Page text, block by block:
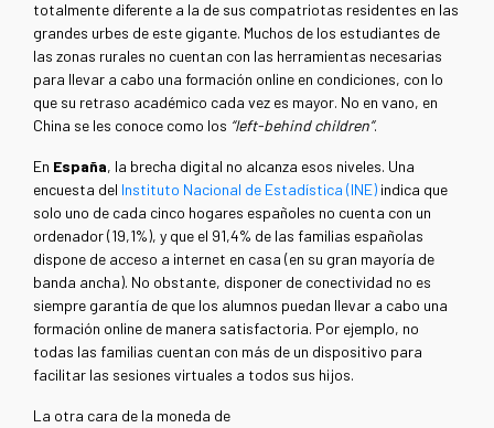
totalmente diferente a la de sus compatriotas residentes en las
grandes urbes de este gigante. Muchos de los estudiantes de
las zonas rurales no cuentan con las herramientas necesarias
para llevar a cabo una formación online en condiciones, con lo
que su retraso académico cada vez es mayor. No en vano, en
China se les conoce como los “left-behind children”.
En España, la brecha digital no alcanza esos niveles. Una
encuesta del Instituto Nacional de Estadística (INE) indica que
solo uno de cada cinco hogares españoles no cuenta con un
ordenador (19,1%), y que el 91,4% de las familias españolas
dispone de acceso a internet en casa (en su gran mayoría de
banda ancha). No obstante, disponer de conectividad no es
siempre garantía de que los alumnos puedan llevar a cabo una
formación online de manera satisfactoria. Por ejemplo, no
todas las familias cuentan con más de un dispositivo para
facilitar las sesiones virtuales a todos sus hijos.
La otra cara de la moneda de